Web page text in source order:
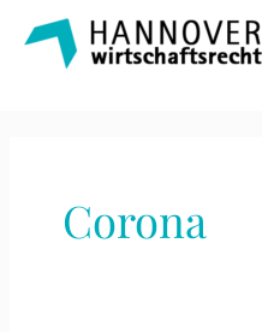
Inhalt
springen
Corona